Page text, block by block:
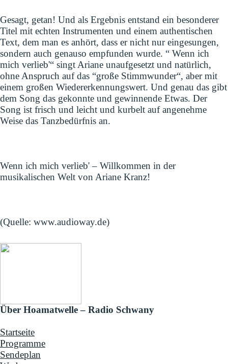
Gesagt, getan! Und als Ergebnis entstand ein besonderer
Titel mit echten Instrumenten und einem authentischen
Text, dem man es anhört, dass er nicht nur eingesungen,
sondern auch genauso empfunden wurde. “ Wenn ich
mich verlieb'“ singt Ariane unaufgesetzt und natürlich,
ohne Anspruch auf das “große Stimmwunder“, aber mit
einem großen Wiedererkennungswert. Und genau das gibt
dem Song das gekonnte und gewinnende Etwas. Der
Song ist frisch und leicht und kurbelt auf angenehme
Weise das Tanzbedürfnis an.
Wenn ich mich verlieb' – Willkommen in der
musikalischen Welt von Ariane Kranz!
(Quelle: www.audioway.de)
Über Hoamatwelle – Radio Schwany
Startseite
Programme
Sendeplan